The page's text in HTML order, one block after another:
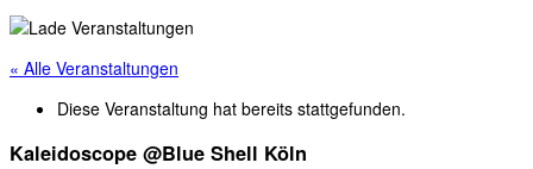
« Alle Veranstaltungen
Diese Veranstaltung hat bereits stattgefunden.
Kaleidoscope @Blue Shell Köln